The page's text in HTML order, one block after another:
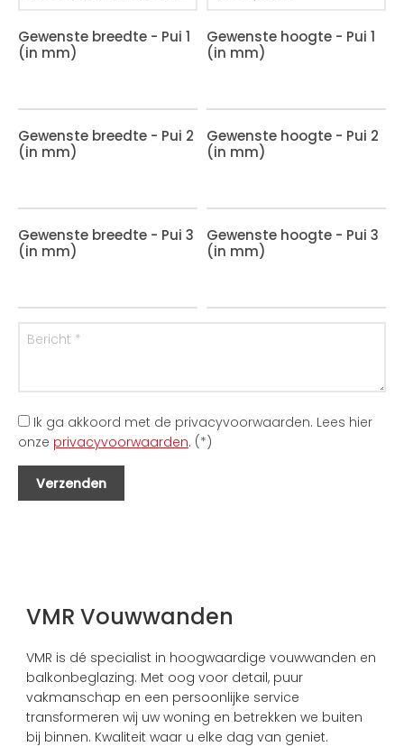
Gewenste breedte - Pui 1
(in mm)
Gewenste hoogte - Pui 1
(in mm)
Gewenste breedte - Pui 2
(in mm)
Gewenste hoogte - Pui 2
(in mm)
Gewenste breedte - Pui 3
(in mm)
Gewenste hoogte - Pui 3
(in mm)
Ik ga akkoord met de privacyvoorwaarden. Lees hier
onze privacyvoorwaarden. (*)
VMR Vouwwanden
VMR is dé specialist in hoogwaardige vouwwanden en
balkonbeglazing. Met oog voor detail, puur
vakmanschap en een persoonlijke service
transformeren wij uw woning en betrekken we buiten
bij binnen. Kwaliteit waar u elke dag van geniet.